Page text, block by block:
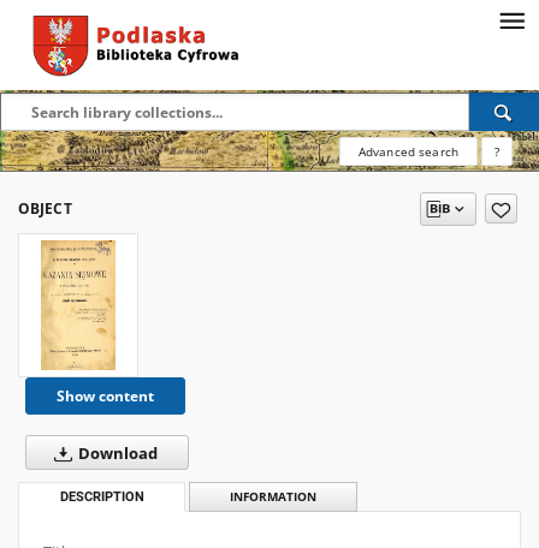
Advanced search ?
OBJECT
Show content
Download
DESCRIPTION INFORMATION